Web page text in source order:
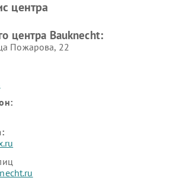
центра
центра Bauknecht:
Пожарова, 22